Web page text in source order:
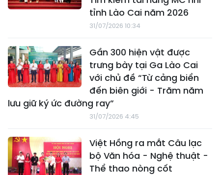
tỉnh Lào Cai năm 2026
31/07/2026 10:34
Gần 300 hiện vật được
trưng bày tại Ga Lào Cai
với chủ đề “Từ cảng biển
đến biên giới - Trăm năm
lưu giữ ký ức đường ray”
31/07/2026 4:45
Việt Hồng ra mắt Câu lạc
bộ Văn hóa - Nghệ thuật -
Thể thao nòng cốt